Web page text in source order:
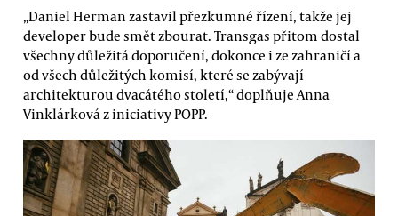
„Daniel Herman zastavil přezkumné řízení, takže jej
developer bude smět zbourat. Transgas přitom dostal
všechny důležitá doporučení, dokonce i ze zahraničí a
od všech důležitých komisí, které se zabývají
architekturou dvacátého století,“ doplňuje Anna
Vinklárková z iniciativy POPP.